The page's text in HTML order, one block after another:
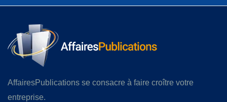
AffairesPublications se consacre à faire croître votre
entreprise.